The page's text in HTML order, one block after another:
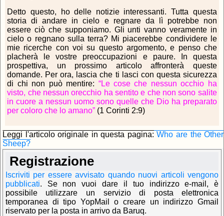
Detto questo, ho delle notizie interessanti. Tutta questa
storia di andare in cielo e regnare da lì potrebbe non
essere ciò che supponiamo. Gli unti vanno veramente in
cielo o regnano sulla terra? Mi piacerebbe condividere le
mie ricerche con voi su questo argomento, e penso che
placherà le vostre preoccupazioni e paure. In questa
prospettiva, un prossimo articolo affronterà queste
domande. Per ora, lascia che ti lasci con questa sicurezza
di chi non può mentire: “Le cose che nessun occhio ha
visto, che nessun orecchio ha sentito e che non sono salite
in cuore a nessun uomo sono quelle che Dio ha preparato
per coloro che lo amano” (1 Corinti 2:9)
Leggi l'articolo originale in questa pagina: Who are the Other
Sheep?
Registrazione
Iscriviti per essere avvisato quando nuovi articoli vengono
pubblicati.
Se non vuoi dare il tuo indirizzo e-mail, è
possibile utilizzare un servizio di posta elettronica
temporanea di tipo YopMail o creare un indirizzo Gmail
riservato per la posta in arrivo da Baruq.